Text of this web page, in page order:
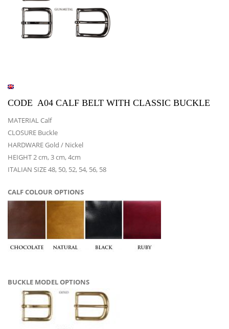
CODE A04 CALF BELT WITH CLASSIC BUCKLE
MATERIAL Calf
CLOSURE Buckle
HARDWARE Gold / Nickel
HEIGHT 2 cm, 3 cm, 4cm
ITALIAN SIZE 48, 50, 52, 54, 56, 58
CALF COLOUR OPTIONS
BUCKLE MODEL OPTIONS